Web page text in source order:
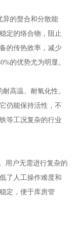
异的螯合和分散能
定的络合物，阻止
的传热效率，减少
的优势尤为明显。
高温、耐氧化性。
仍能保持活性，不
等工况复杂的行业
用户无需进行复杂的
了人工操作难度和
定，便于库房管